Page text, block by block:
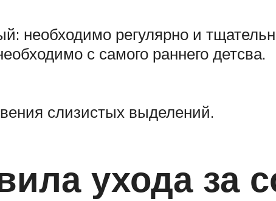
необходимо регулярно и
с самого раннего детсва.
слизистых выделений.
ухода за